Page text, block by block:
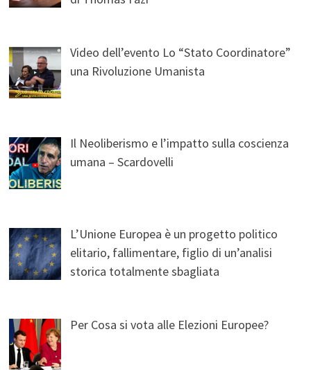
Video dell’evento Lo “Stato Coordinatore”
una Rivoluzione Umanista
Il Neoliberismo e l’impatto sulla coscienza
umana – Scardovelli
L’Unione Europea è un progetto politico
elitario, fallimentare, figlio di un’analisi
storica totalmente sbagliata
Per Cosa si vota alle Elezioni Europee?